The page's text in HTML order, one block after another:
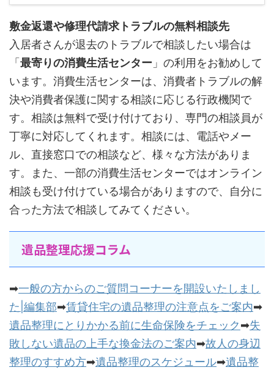
敷金返還や修理代請求トラブルの無料相談先
入居者さんが退去のトラブルで相談したい場合は
「 最寄りの消費生活センター 」の利用をお勧めして
います。消費生活センターは、消費者トラブルの解
決や消費者保護に関する相談に応じる行政機関で
す。相談は無料で受け付けており、専門の相談員が
丁寧に対応してくれます。相談には、電話やメー
ル、直接窓口での相談など、様々な方法がありま
す。また、一部の消費生活センターではオンライン
相談も受け付けている場合がありますので、自分に
合った方法で相談してみてください。
遺品整理応援コラム
➡一般の方からのご質問コーナーを開設いたしまし
た|編集部➡賃貸住宅の遺品整理の注意点をご案内➡
遺品整理にとりかかる前に生命保険をチェック➡失
敗しない遺品の上手な換金法のご案内➡故人の身辺
整理のすすめ方➡遺品整理のスケジュール➡遺品整